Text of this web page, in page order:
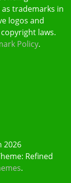
trademarks in
logos and
laws.
Policy.
2026
Refined
.